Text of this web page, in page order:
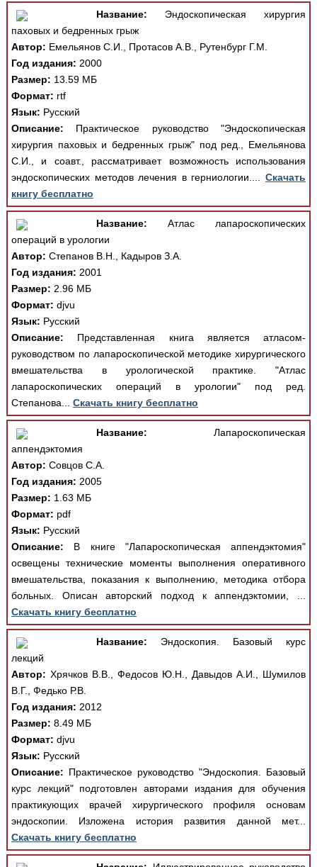
Название: Эндоскопическая хирургия
паховых и бедренных грыж
Автор: Емельянов С.И., Протасов А.В., Рутенбург Г.М.
Год издания: 2000
Размер: 13.59 МБ
Формат: rtf
Язык: Русский
Описание: Практическое руководство "Эндоскопическая
хирургия паховых и бедренных грыж" под ред., Емельянова
С.И., и соавт., рассматривает возможность использования
эндоскопических методов лечения в герниологии....Скачать
книгу бесплатно
Название: Атлас лапароскопических
операций в урологии
Автор: Степанов В.Н., Кадыров З.А.
Год издания: 2001
Размер: 2.96 МБ
Формат: djvu
Язык: Русский
Описание: Представленная книга является атласом-
руководством по лапароскопической методике хирургического
вмешательства в урологической практике. "Атлас
лапароскопических операций в урологии" под ред.
Степанова... Скачать книгу бесплатно
Название: Лапароскопическая
аппендэктомия
Автор: Совцов С.А.
Год издания: 2005
Размер: 1.63 МБ
Формат: pdf
Язык: Русский
Описание: В книге "Лапароскопическая аппендэктомия"
освещены технические моменты выполнения оперативного
вмешательства, показания к выполнению, методика отбора
больных. Описан авторский подход к аппендэктомии, ...
Скачать книгу бесплатно
Название: Эндоскопия. Базовый курс
лекций
Автор: Хрячков В.В., Федосов Ю.Н., Давыдов А.И., Шумилов
В.Г., Федько Р.В.
Год издания: 2012
Размер: 8.49 МБ
Формат: djvu
Язык: Русский
Описание: Практическое руководство "Эндоскопия. Базовый
курс лекций" подготовлен авторами издания для обучения
практикующих врачей хирургического профиля основам
эндоскопии. Изложена история развития данной мет...
Скачать книгу бесплатно